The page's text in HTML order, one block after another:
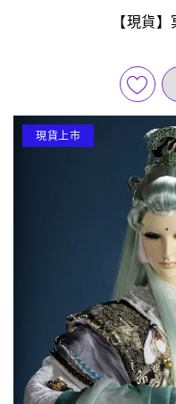
【現貨
現貨上市